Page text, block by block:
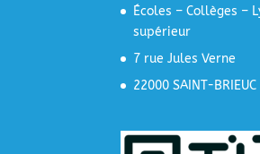
Écoles – Collèges –
supérieur
7 rue Jules Verne
22000 SAINT-BRIEUC